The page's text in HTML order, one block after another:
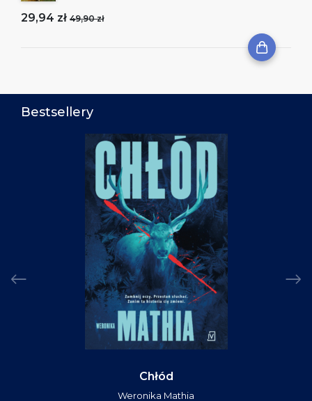
29,94 zł 49,90 zł
Bestsellery
Chłód
Weronika Mathia